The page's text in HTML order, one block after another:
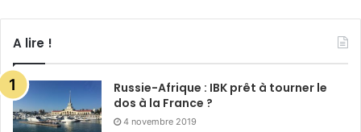
A lire !
Russie-Afrique : IBK prêt à tourner le
dos à la France ?
4 novembre 2019